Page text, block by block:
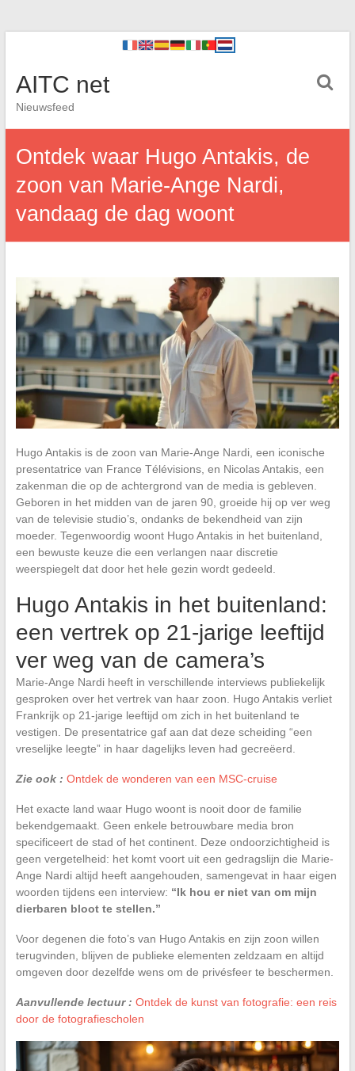
AITC net
Nieuwsfeed
Ontdek waar Hugo Antakis, de
zoon van Marie-Ange Nardi,
vandaag de dag woont
Hugo Antakis is de zoon van Marie-Ange Nardi, een iconische
presentatrice van France Télévisions, en Nicolas Antakis, een
zakenman die op de achtergrond van de media is gebleven.
Geboren in het midden van de jaren 90, groeide hij op ver weg
van de televisie studio’s, ondanks de bekendheid van zijn
moeder. Tegenwoordig woont Hugo Antakis in het buitenland,
een bewuste keuze die een verlangen naar discretie
weerspiegelt dat door het hele gezin wordt gedeeld.
Hugo Antakis in het buitenland:
een vertrek op 21-jarige leeftijd
ver weg van de camera’s
Marie-Ange Nardi heeft in verschillende interviews publiekelijk
gesproken over het vertrek van haar zoon. Hugo Antakis verliet
Frankrijk op 21-jarige leeftijd om zich in het buitenland te
vestigen. De presentatrice gaf aan dat deze scheiding “een
vreselijke leegte” in haar dagelijks leven had gecreëerd.
Zie ook : Ontdek de wonderen van een MSC-cruise
Het exacte land waar Hugo woont is nooit door de familie
bekendgemaakt. Geen enkele betrouwbare media bron
specificeert de stad of het continent. Deze ondoorzichtigheid is
geen vergetelheid: het komt voort uit een gedragslijn die Marie-
Ange Nardi altijd heeft aangehouden, samengevat in haar eigen
woorden tijdens een interview: “Ik hou er niet van om mijn
dierbaren bloot te stellen.”
Voor degenen die foto’s van Hugo Antakis en zijn zoon willen
terugvinden, blijven de publieke elementen zeldzaam en altijd
omgeven door dezelfde wens om de privésfeer te beschermen.
Aanvullende lectuur : Ontdek de kunst van fotografie: een reis
door de fotografiescholen